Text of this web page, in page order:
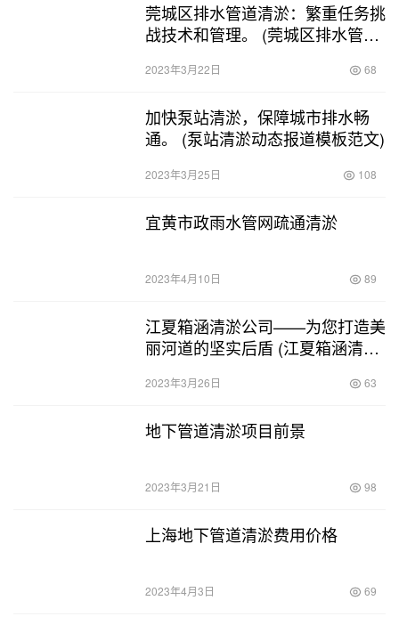
莞城区排水管道清淤：繁重任务挑
战技术和管理。 (莞城区排水管道
2023年3月22日 68
加快泵站清淤，保障城市排水畅
通。 (泵站清淤动态报道模板范文)
2023年3月25日 108
宜黄市政雨水管网疏通清淤
2023年4月10日 89
江夏箱涵清淤公司——为您打造美
丽河道的坚实后盾 (江夏箱涵清淤
2023年3月26日 63
地下管道清淤项目前景
2023年3月21日 98
上海地下管道清淤费用价格
2023年4月3日 69